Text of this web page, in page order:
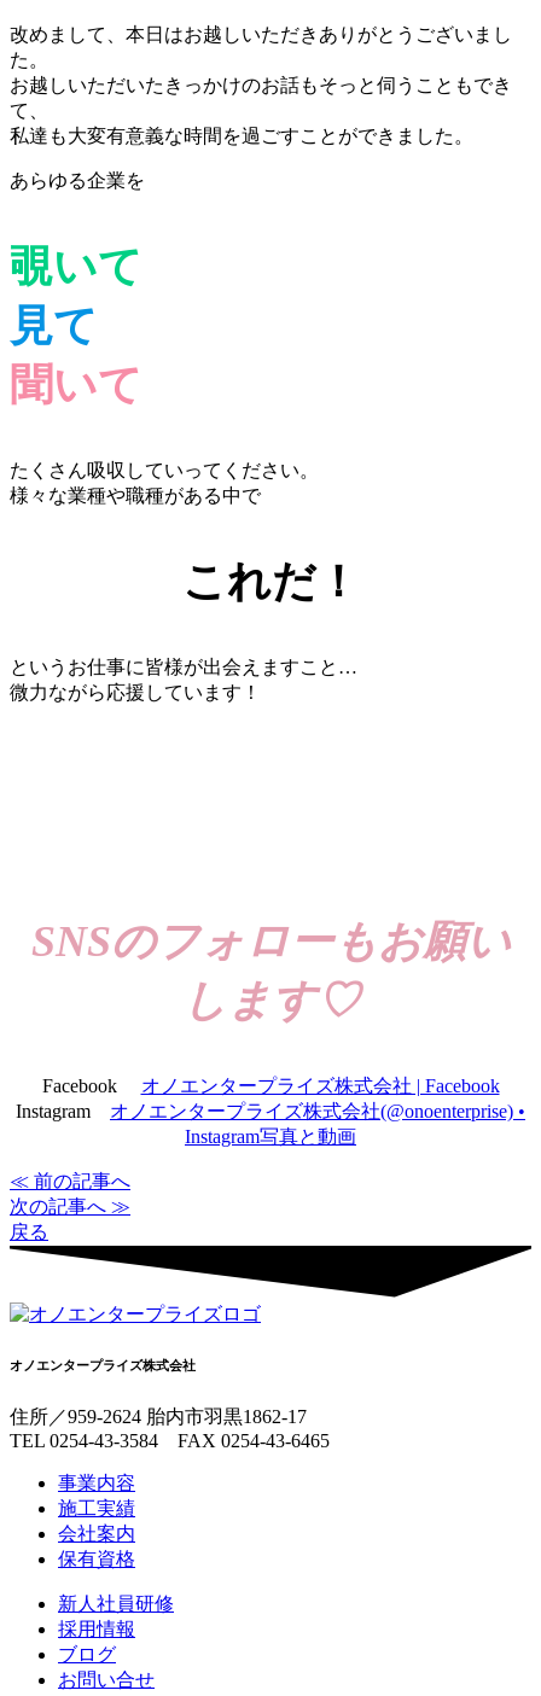
改めまして、本日はお越しいただきありがとうございまし
た。
お越しいただいたきっかけのお話もそっと伺うこともでき
て、
私達も大変有意義な時間を過ごすことができました。
あらゆる企業を
覗いて
見て
聞いて
たくさん吸収していってください。
様々な業種や職種がある中で
これだ！
というお仕事に皆様が出会えますこと…
微力ながら応援しています！
SNSのフォローもお願い
します♡
Facebook オノエンタープライズ株式会社 | Facebook
Instagram オノエンタープライズ株式会社(@onoenterprise) •
Instagram写真と動画
≪ 前の記事へ
次の記事へ ≫
戻る
オノエンタープライズ株式会社
住所／959-2624 胎内市羽黒1862-17
TEL 0254-43-3584 FAX 0254-43-6465
事業内容
施工実績
会社案内
保有資格
新人社員研修
採用情報
ブログ
お問い合せ